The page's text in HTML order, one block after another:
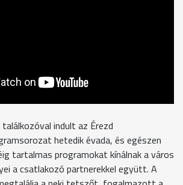
indult az Érezd
hetedik évada, és egészen
tartalmas programokat kínálnak a város
a csatlakozó partnerekkel együtt. A